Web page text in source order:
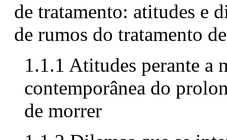
de tratamento: atitudes e
de rumos do tratamento
1.1.1 Atitudes perante a
contemporânea do
de morrer